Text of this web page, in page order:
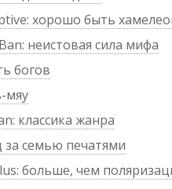
хорошо быть
неистовая сила мифа
богов
мяу
классика жанра
за семью печатями
больше, чем